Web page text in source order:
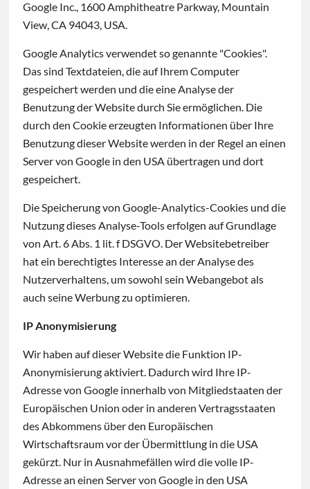
Google Inc., 1600 Amphitheatre Parkway, Mountain
View, CA 94043, USA.
Google Analytics verwendet so genannte "Cookies".
Das sind Textdateien, die auf Ihrem Computer
gespeichert werden und die eine Analyse der
Benutzung der Website durch Sie ermöglichen. Die
durch den Cookie erzeugten Informationen über Ihre
Benutzung dieser Website werden in der Regel an einen
Server von Google in den USA übertragen und dort
gespeichert.
Die Speicherung von Google-Analytics-Cookies und die
Nutzung dieses Analyse-Tools erfolgen auf Grundlage
von Art. 6 Abs. 1 lit. f DSGVO. Der Websitebetreiber
hat ein berechtigtes Interesse an der Analyse des
Nutzerverhaltens, um sowohl sein Webangebot als
auch seine Werbung zu optimieren.
IP Anonymisierung
Wir haben auf dieser Website die Funktion IP-
Anonymisierung aktiviert. Dadurch wird Ihre IP-
Adresse von Google innerhalb von Mitgliedstaaten der
Europäischen Union oder in anderen Vertragsstaaten
des Abkommens über den Europäischen
Wirtschaftsraum vor der Übermittlung in die USA
gekürzt. Nur in Ausnahmefällen wird die volle IP-
Adresse an einen Server von Google in den USA